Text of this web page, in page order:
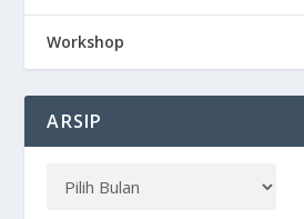
Workshop
ARSIP